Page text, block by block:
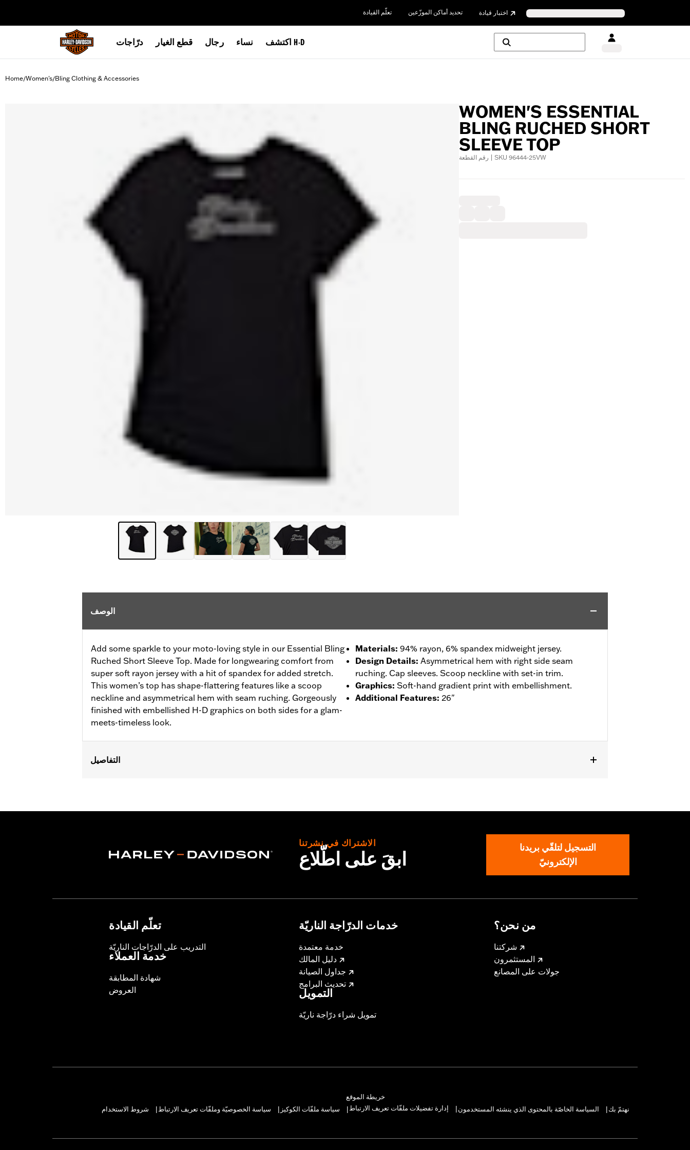
تعلّم القيادة تحديد أماكن الموزّعين اختبار قيادة
درّاجات قطع الغيار رجال نساء اكتشف H-D
Home/Women's/Bling Clothing & Accessories
WOMEN'S ESSENTIAL
BLING RUCHED SHORT
SLEEVE TOP
رقم القطعة | SKU 96444-25VW
الوصف
Add some sparkle to your moto-loving style in our Essential Bling
Ruched Short Sleeve Top. Made for longwearing comfort from
super soft rayon jersey with a hit of spandex for added stretch.
This women’s top has shape-flattering features like a scoop
neckline and asymmetrical hem with seam ruching. Gorgeously
finished with embellished H-D graphics on both sides for a glam-
meets-timeless look.
Materials: 94% rayon, 6% spandex midweight jersey.
Design Details: Asymmetrical hem with right side seam
ruching. Cap sleeves. Scoop neckline with set-in trim.
Graphics: Soft-hand gradient print with embellishment.
Additional Features: 26"
التفاصيل
Origin:Imported
الاشتراك في نشرتنا
ابقَ على اطّلاع
التسجيل لتلقّي بريدنا
الإلكترونيّ
تعلّم القيادة
التدريب على الدرّاجات الناريّة
خدمة العملاء
شهادة المطابقة
العروض
خدمات الدرّاجة الناريّة
خدمة معتمدة
دليل المالك
جداول الصيانة
تحديث البرامج
التمويل
تمويل شراء درّاجة ناريّة
من نحن؟
شركتنا
المستثمرون
جولات على المصانع
خريطة الموقع
شروط الاستخدام
سياسة الخصوصيّة وملفّات تعريف الارتباط سياسة ملفّات الكوكيز إدارة تفضيلات ملفّات تعريف الارتباط السياسة الخاصّة بالمحتوى الذي ينشئه المستخدمون نهتمّ بك